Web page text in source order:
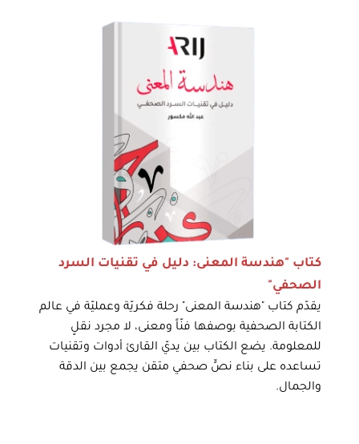
كتاب "هندسة المعنى: دليل في تقنيات السرد
الصحفي"
يقدّم كتاب "هندسة المعنى" رحلة فكريّة وعمليّة في عالم
الكتابة الصحفية بوصفها فنّاً ومعنى، لا مجرد نقلٍ
للمعلومة. يضع الكتاب بين يديّ القارئ أدوات وتقنيات
تساعده على بناء نصٍّ صحفي متقن يجمع بين الدقة
والجمال.